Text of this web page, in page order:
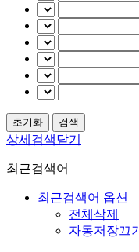
상세검색닫기
최근검색어
최근검색어 옵션
전체삭제
자동저장끄기